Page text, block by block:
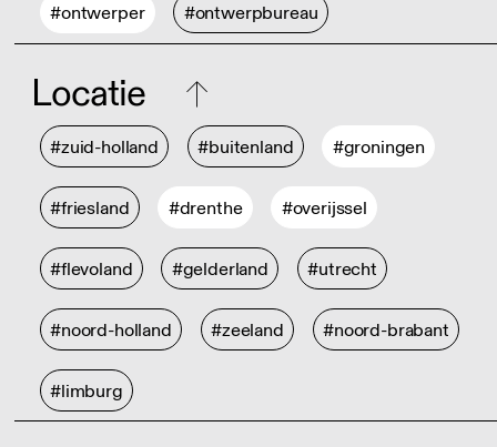
#ontwerper #ontwerpbureau
Locatie
#zuid-holland #buitenland #groningen
#friesland #drenthe #overijssel
#flevoland #gelderland #utrecht
#noord-holland #zeeland #noord-brabant
#limburg